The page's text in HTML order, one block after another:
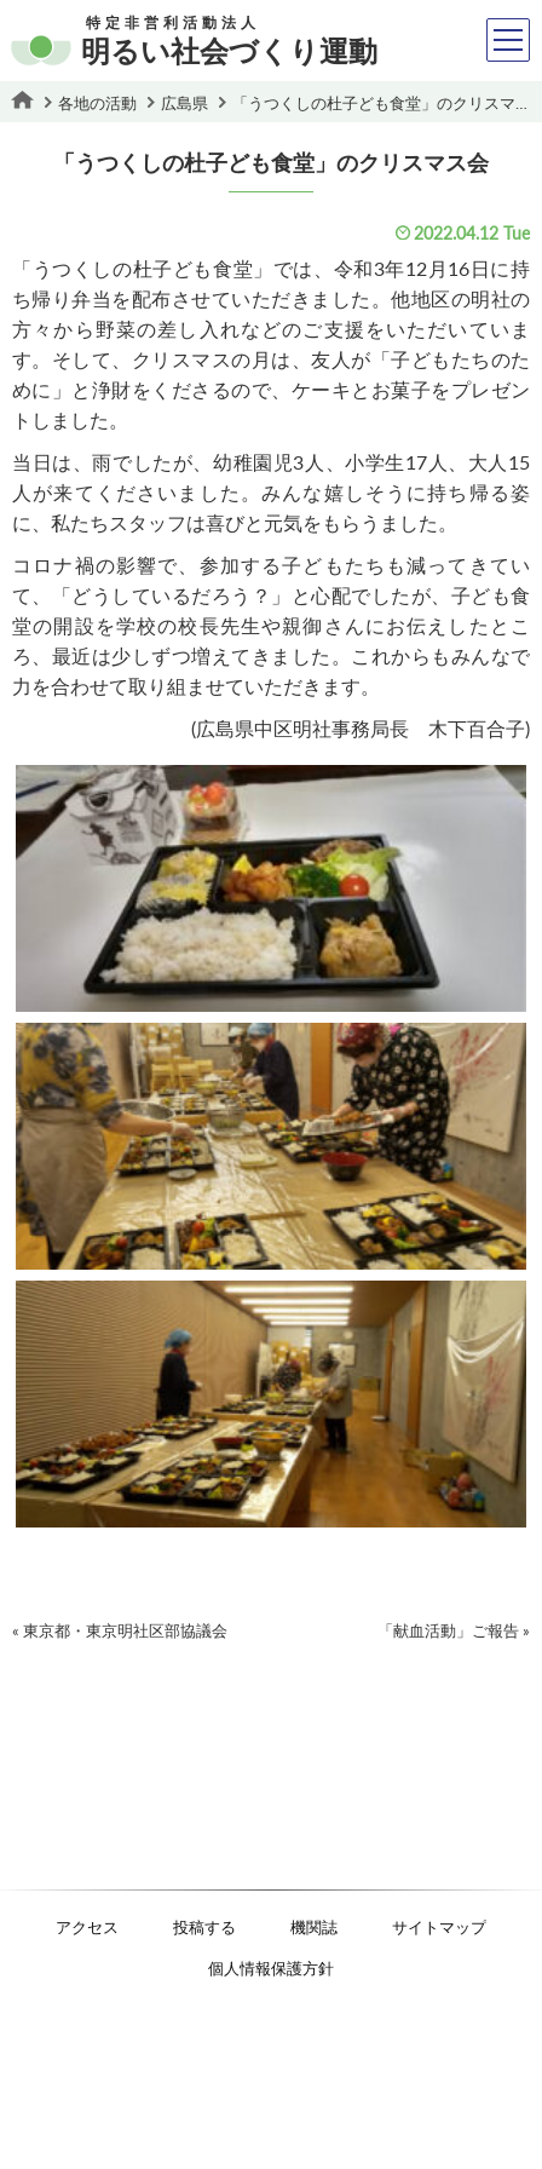
特定非営利活動法人
明るい社会づくり運動
各地の活動 広島県
「うつくしの杜子ども食堂」のクリスマス会
2022.04.12 Tue
「うつくしの杜子ども食堂」では、令和3年12月16日に持
ち帰り弁当を配布させていただきました。他地区の明社の
方々から野菜の差し入れなどのご支援をいただいていま
す。そして、クリスマスの月は、友人が「子どもたちのた
めに」と浄財をくださるので、ケーキとお菓子をプレゼン
トしました。
当日は、雨でしたが、幼稚園児3人、小学生17人、大人15
人が来てくださいました。みんな嬉しそうに持ち帰る姿
に、私たちスタッフは喜びと元気をもらうました。
コロナ禍の影響で、参加する子どもたちも減ってきてい
て、「どうしているだろう？」と心配でしたが、子ども食
堂の開設を学校の校長先生や親御さんにお伝えしたとこ
ろ、最近は少しずつ増えてきました。これからもみんなで
力を合わせて取り組ませていただきます。
(広島県中区明社事務局長 木下百合子)
« 東京都・東京明社区部協議会 「献血活動」ご報告 »
アクセス 投稿する 機関誌 サイトマップ
個人情報保護方針